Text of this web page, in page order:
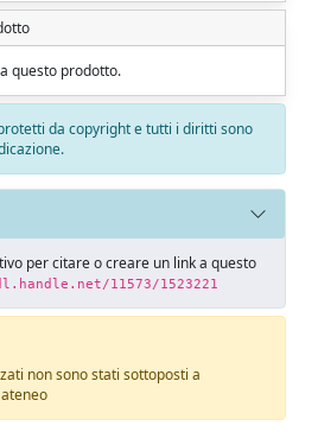
questo prodotto.
da copyright e tutti i diritti sono
per citare o creare un link a questo
11573/1523221
non sono stati sottoposti a